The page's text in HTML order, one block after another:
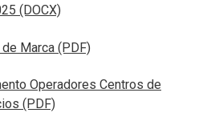
(DOCX)Se abre en nueva pestana
Marca (PDF)Se abre en nueva
Operadores Centros de
(PDF)Se abre en nueva pestana